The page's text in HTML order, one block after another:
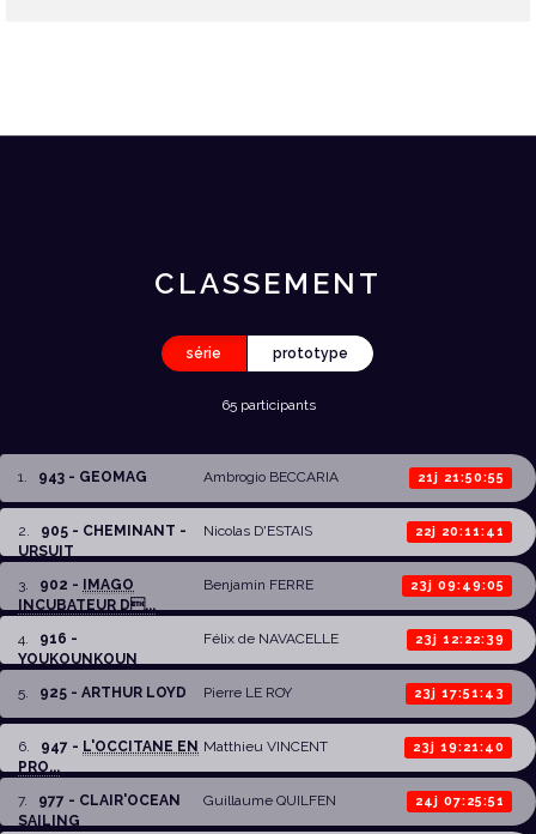
CLASSEMENT
série prototype
65 participants
1. 943 - GEOMAG Ambrogio BECCARIA 21j 21:50:55
2. 905 - CHEMINANT -
URSUIT
Nicolas D'ESTAIS 22j 20:11:41
3. 902 - IMAGO
INCUBATEUR D...
Benjamin FERRE 23j 09:49:05
4. 916 -
YOUKOUNKOUN
Félix de NAVACELLE 23j 12:22:39
5. 925 - ARTHUR LOYD Pierre LE ROY 23j 17:51:43
6. 947 - L'OCCITANE EN
PRO...
Matthieu VINCENT 23j 19:21:40
7. 977 - CLAIR'OCEAN
SAILING
Guillaume QUILFEN 24j 07:25:51